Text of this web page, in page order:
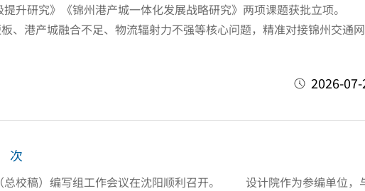
提升研究》《锦州港产城一体化发展战略研究》两项课题获批立项
、港产城融合不足、物流辐射力不强等核心问题，精准对接锦州交通
2026-
次
总校稿）编写组工作会议在沈阳顺利召开。 设计院作为参编单位，